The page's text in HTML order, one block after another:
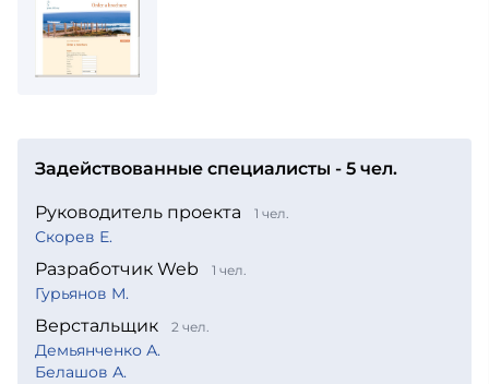
Задействованные специалисты - 5 чел.
Руководитель проекта 1 чел.
Скорев Е.
Разработчик Web 1 чел.
Гурьянов М.
Верстальщик 2 чел.
Демьянченко А.
Белашов А.